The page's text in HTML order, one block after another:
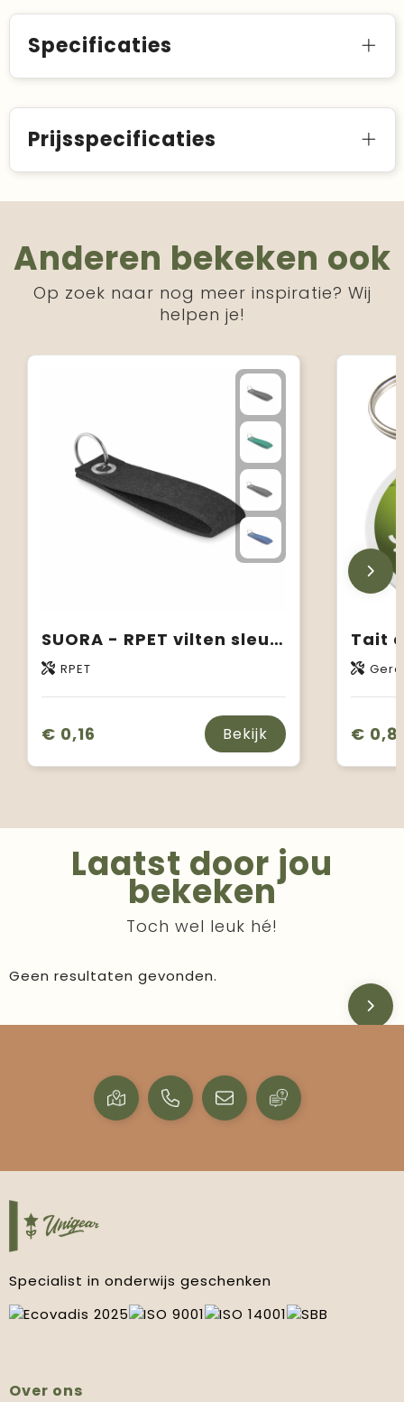
Specificaties
Prijsspecificaties
Anderen bekeken ook
Op zoek naar nog meer inspiratie? Wij
helpen je!
SUORA - RPET vilten sleutelhanger
RPET
€ 0,16 Bekijk €
Laatst door jou
bekeken
Toch wel leuk hé!
Geen resultaten gevonden.
Specialist in onderwijs geschenken
Over ons